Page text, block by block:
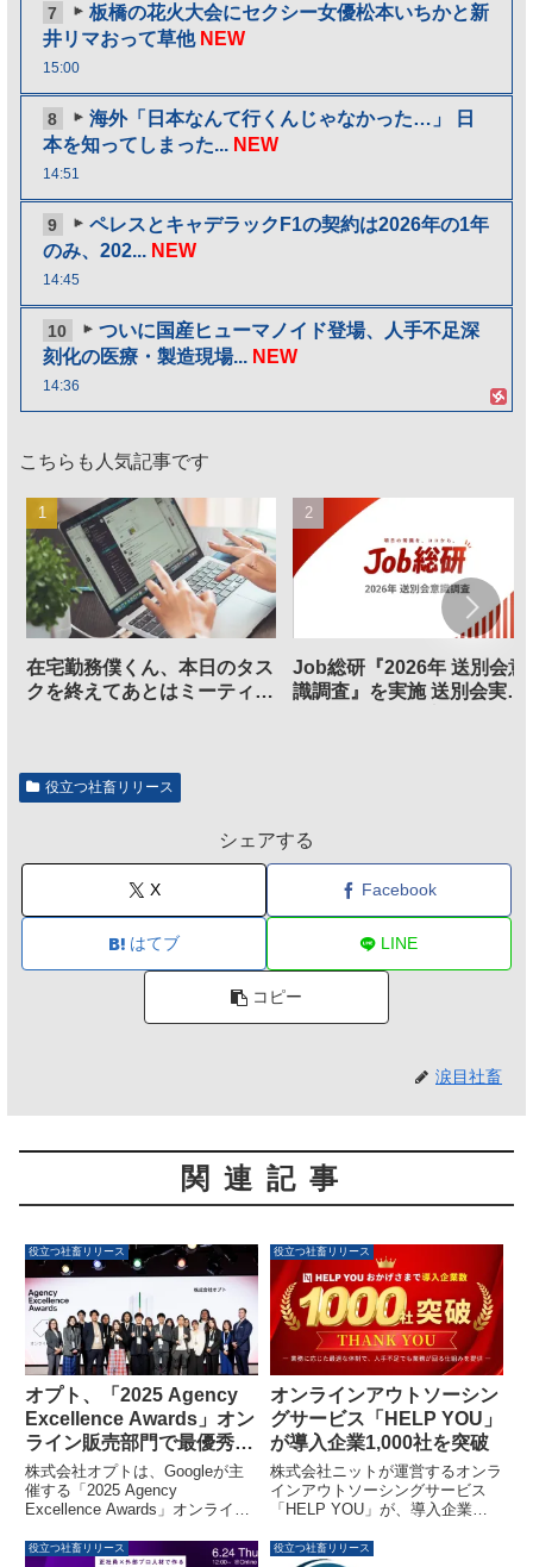
7
板橋の花火大会にセクシー女優松本いちかと新
井リマおって草他 NEW
15:00
8
海外「日本なんて行くんじゃなかった…」 日
本を知ってしまった... NEW
14:51
9
ペレスとキャデラックF1の契約は2026年の1年
のみ、202... NEW
14:45
10
ついに国産ヒューマノイド登場、人手不足深
刻化の医療・製造現場... NEW
14:36
こちらも人気記事です
在宅勤務僕くん、本日のタス
クを終えてあとはミーティン
Job総研『2026年 送別会意
識調査』を実施 送別会実施
役立つ社畜リリース
シェアする
X Facebook
はてブ LINE
コピー
涙目社畜
関連記事
役立つ社畜リリース
オプト、「2025 Agency
Excellence Awards」オン
ライン販売部門で最優秀賞
を受賞
株式会社オプトは、Googleが主
催する「2025 Agency
Excellence Awards」オンライン
優秀賞を受賞しました。Google
役立つ社畜リリース
オンラインアウトソーシン
グサービス「HELP YOU」
が導入企業1,000社を突破
株式会社ニットが運営するオンラ
インアウトソーシングサービス
「HELP YOU」が、導入企業数
足や業務の属人化といった課題を
役立つ社畜リリース 役立つ社畜リリース